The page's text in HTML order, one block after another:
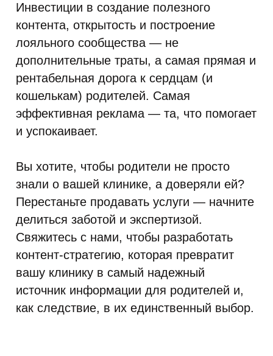
Инвестиции в создание полезного
контента, открытость и построение
лояльного сообщества — не
дополнительные траты, а самая прямая и
рентабельная дорога к сердцам (и
кошелькам) родителей. Самая
эффективная реклама — та, что помогает
и успокаивает.
Вы хотите, чтобы родители не просто
знали о вашей клинике, а доверяли ей?
Перестаньте продавать услуги — начните
делиться заботой и экспертизой.
Свяжитесь с нами, чтобы разработать
контент-стратегию, которая превратит
вашу клинику в самый надежный
источник информации для родителей и,
как следствие, в их единственный выбор.